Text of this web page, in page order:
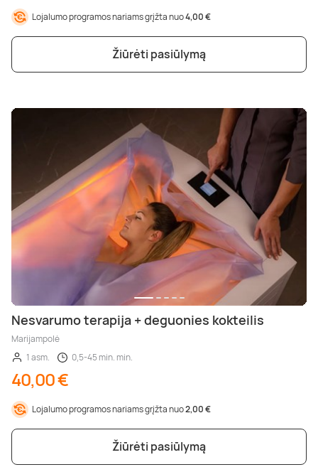
Lojalumo programos nariams grįžta nuo4,00 €
Žiūrėti pasiūlymą
Nesvarumo terapija + deguonies kokteilis
Marijampolė
1 asm.
0,5-45 min. min.
40,00 €
Lojalumo programos nariams grįžta nuo2,00 €
Žiūrėti pasiūlymą